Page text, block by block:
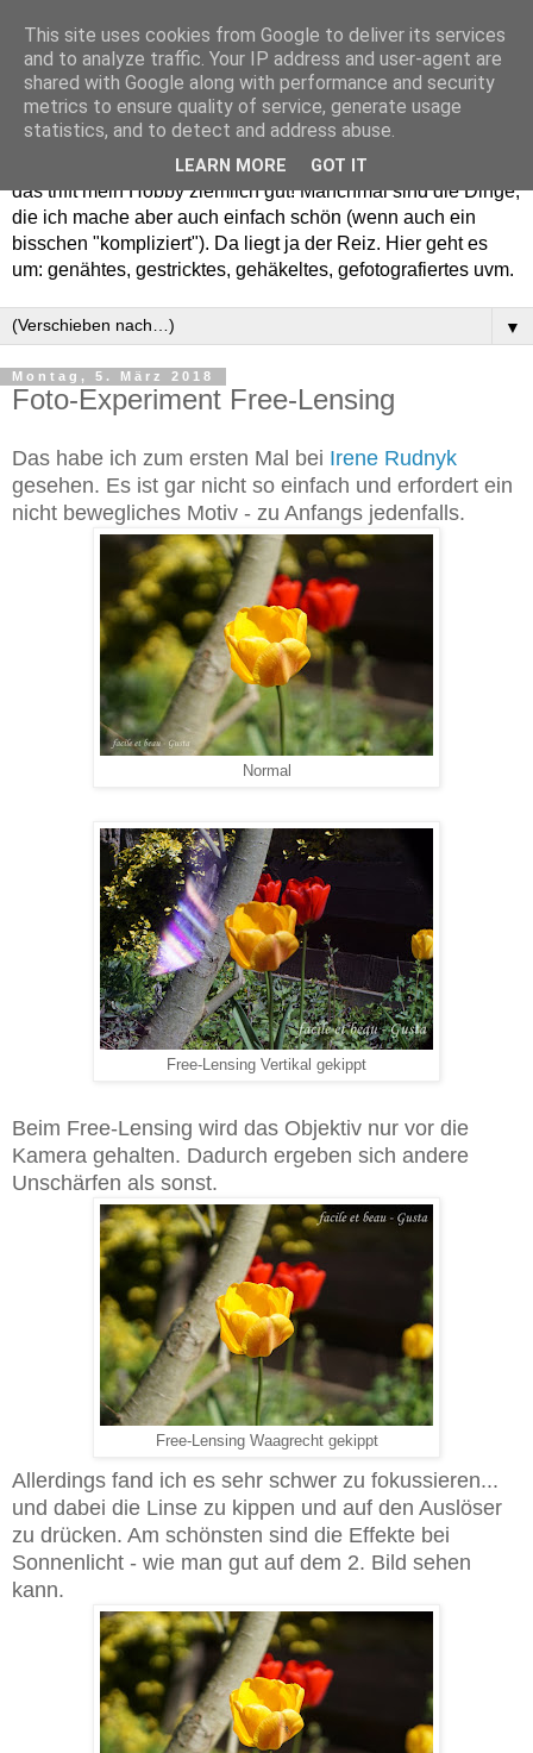
Willkommen in meinem "Wohnzimmer". Einfach und schön -
das trifft mein Hobby ziemlich gut! Manchmal sind die Dinge,
die ich mache aber auch einfach schön (wenn auch ein
bisschen "kompliziert"). Da liegt ja der Reiz. Hier geht es
um: genähtes, gestricktes, gehäkeltes, gefotografiertes uvm.
▼
Montag, 5. März 2018
Foto-Experiment Free-Lensing
Das habe ich zum ersten Mal bei Irene Rudnyk
gesehen. Es ist gar nicht so einfach und erfordert ein
nicht bewegliches Motiv - zu Anfangs jedenfalls.
Normal
Free-Lensing Vertikal gekippt
Beim Free-Lensing wird das Objektiv nur vor die
Kamera gehalten. Dadurch ergeben sich andere
Unschärfen als sonst.
Free-Lensing Waagrecht gekippt
Allerdings fand ich es sehr schwer zu fokussieren...
und dabei die Linse zu kippen und auf den Auslöser
zu drücken. Am schönsten sind die Effekte bei
Sonnenlicht - wie man gut auf dem 2. Bild sehen
kann.
This site uses cookies from Google to deliver its services
and to analyze traffic. Your IP address and user-agent are
shared with Google along with performance and security
metrics to ensure quality of service, generate usage
statistics, and to detect and address abuse.
LEARN MORE GOT IT